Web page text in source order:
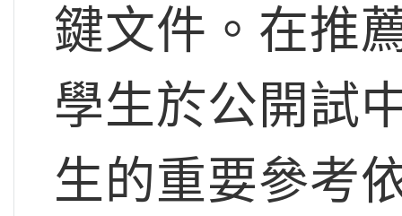
鍵文件。在推
學生於公開試
生的重要參考